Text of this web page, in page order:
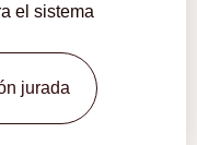
el sistema
jurada